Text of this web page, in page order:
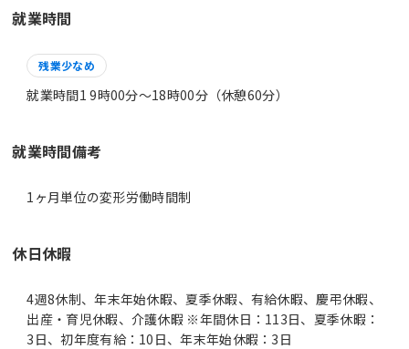
就業時間
残業少なめ
就業時間1 9時00分〜18時00分（休憩60分）
就業時間備考
休日休暇
4週8休制、年末年始休暇、夏季休暇、有給休暇、慶弔休暇、
出産・育児休暇、介護休暇 ※年間休日：113日、夏季休暇：
3日、初年度有給：10日、年末年始休暇：3日